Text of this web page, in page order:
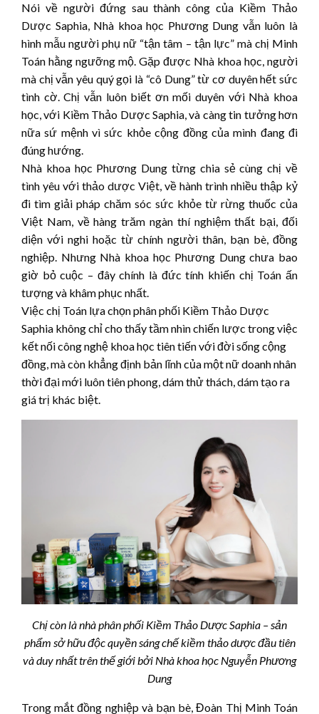
Nói về người đứng sau thành công của Kiềm Thảo
Dược Saphia, Nhà khoa học Phương Dung vẫn luôn là
hình mẫu người phụ nữ “tận tâm – tận lực” mà chị Minh
Toán hằng ngưỡng mộ. Gặp được Nhà khoa học, người
mà chị vẫn yêu quý gọi là “cô Dung” từ cơ duyên hết sức
tình cờ. Chị vẫn luôn biết ơn mối duyên với Nhà khoa
học, với Kiềm Thảo Dược Saphia, và càng tin tưởng hơn
nữa sứ mệnh vì sức khỏe cộng đồng của mình đang đi
đúng hướng.
Nhà khoa học Phương Dung từng chia sẻ cùng chị về
tình yêu với thảo dược Việt, về hành trình nhiều thập kỷ
đi tìm giải pháp chăm sóc sức khỏe từ rừng thuốc của
Việt Nam, về hàng trăm ngàn thí nghiệm thất bại, đối
diện với nghi hoặc từ chính người thân, bạn bè, đồng
nghiệp. Nhưng Nhà khoa học Phương Dung chưa bao
giờ bỏ cuộc – đây chính là đức tính khiến chị Toán ấn
tượng và khâm phục nhất.
Việc chị Toán lựa chọn phân phối Kiềm Thảo Dược
Saphia không chỉ cho thấy tầm nhìn chiến lược trong việc
kết nối công nghệ khoa học tiên tiến với đời sống cộng
đồng, mà còn khẳng định bản lĩnh của một nữ doanh nhân
thời đại mới luôn tiên phong, dám thử thách, dám tạo ra
giá trị khác biệt.
Chị còn là nhà phân phối Kiềm Thảo Dược Saphia – sản
phẩm sở hữu độc quyền sáng chế kiềm thảo dược đầu tiên
và duy nhất trên thế giới bởi Nhà khoa học Nguyễn Phương
Dung
Trong mắt đồng nghiệp và bạn bè, Đoàn Thị Minh Toán